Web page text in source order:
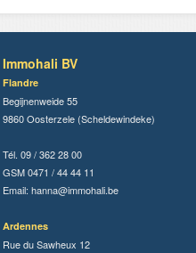
Immohali BV
Flandre
Begijnenweide 55
9860 Oosterzele (Scheldewindeke)
Tél. 09 / 362 28 00
GSM 0471 / 44 44 11
Email: hanna@immohali.be
Ardennes
Rue du Sawheux 12